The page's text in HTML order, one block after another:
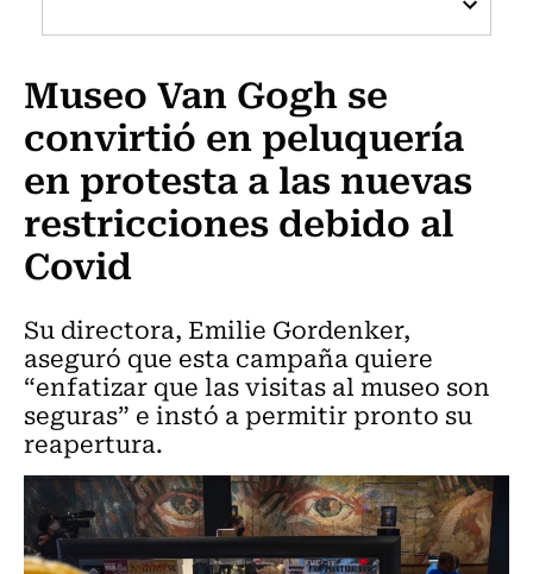
Programas Radio y TV Usach
Museo Van Gogh se
convirtió en peluquería
en protesta a las nuevas
restricciones debido al
Covid
Su directora, Emilie Gordenker,
aseguró que esta campaña quiere
“enfatizar que las visitas al museo son
seguras” e instó a permitir pronto su
reapertura.